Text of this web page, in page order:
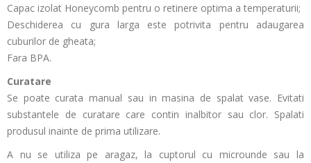
Capac izolat Honeycomb pentru o retinere optima a temperaturii;
Deschiderea cu gura larga este potrivita pentru adaugarea
cuburilor de gheata;
Fara BPA.
Curatare
Se poate curata manual sau in masina de spalat vase. Evitati
substantele de curatare care contin inalbitor sau clor. Spalati
produsul inainte de prima utilizare.
A nu se utiliza pe aragaz, la cuptorul cu microunde sau la